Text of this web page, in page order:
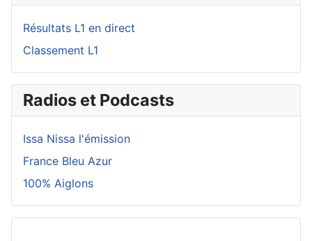
Résultats L1 en direct
Classement L1
Radios et Podcasts
Issa Nissa l'émission
France Bleu Azur
100% Aiglons